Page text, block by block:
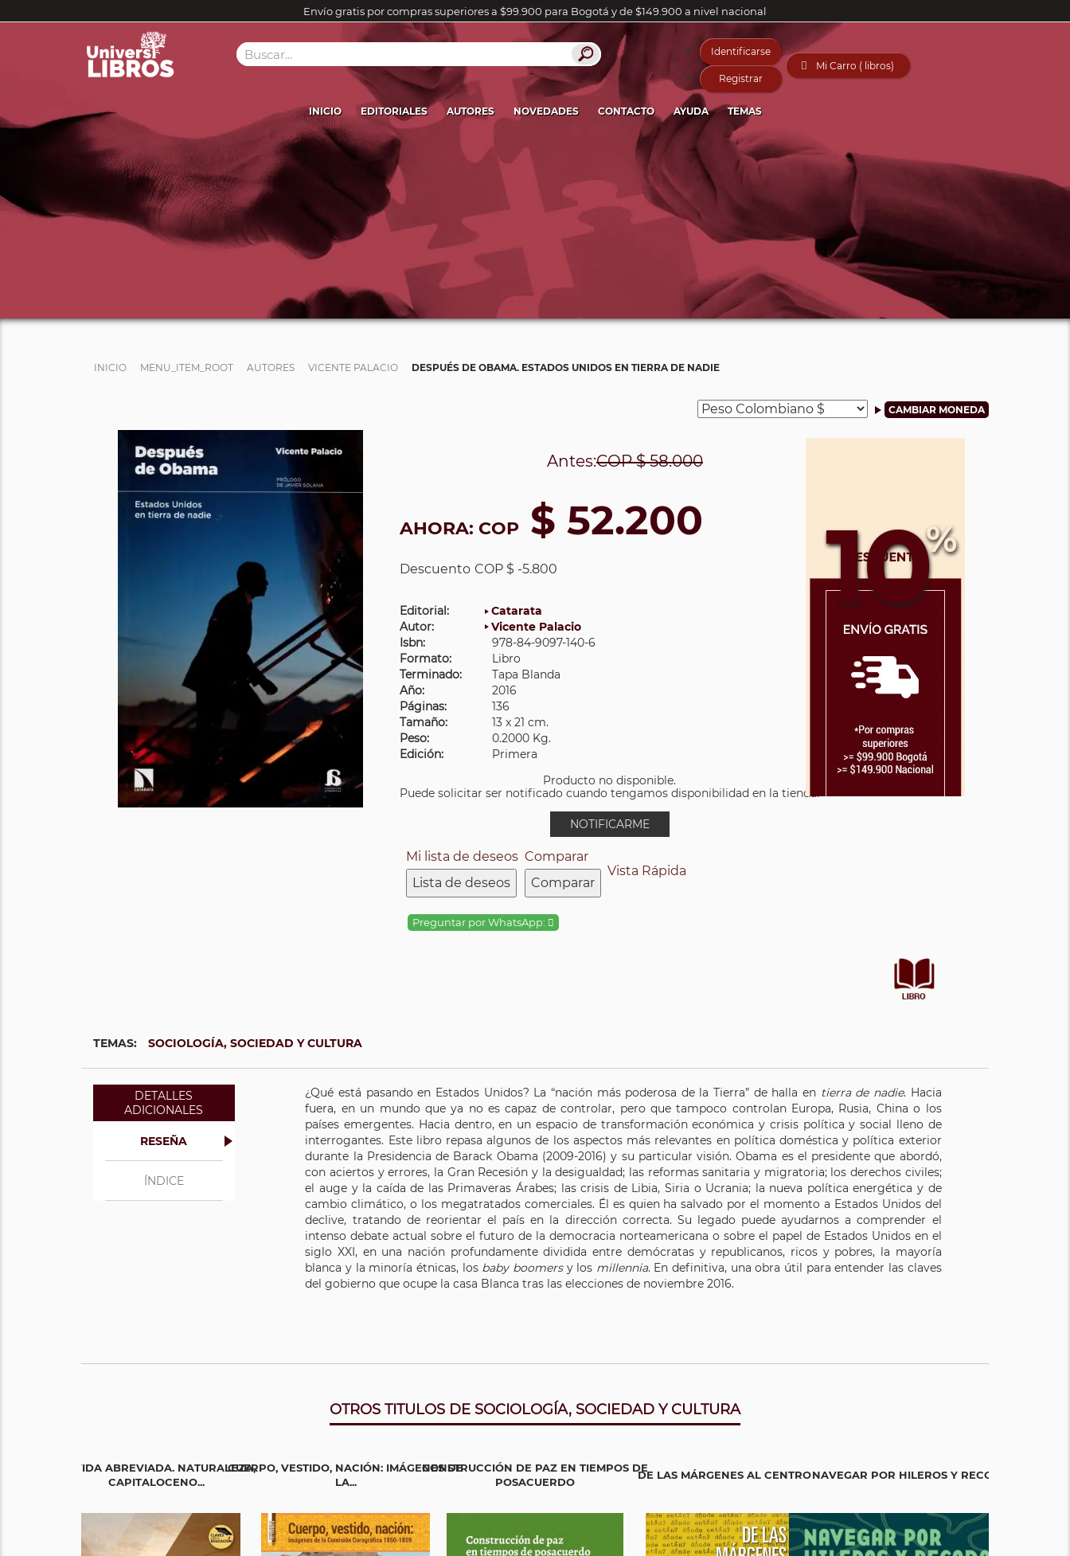
Envío gratis por compras superiores a $99.900 para Bogotá y de $149.900 a nivel nacional
Identificarse
Registrar
 Mi Carro ( libros)
INICIO EDITORIALES AUTORES NOVEDADES CONTACTO AYUDA TEMAS
INICIO MENU_ITEM_ROOT AUTORES VICENTE PALACIO DESPUÉS DE OBAMA. ESTADOS UNIDOS EN TIERRA DE NADIE
10%
Antes:COP$ 58.000
AHORA: COP $ 52.200
Descuento COP $ -5.800
Editorial:
Catarata
Autor:
Vicente Palacio
Isbn:
978-84-9097-140-6
Formato:
Libro
Terminado:
Tapa Blanda
Año:
2016
Páginas:
136
Tamaño:
13 x 21 cm.
Peso:
0.2000 Kg.
Edición:
Primera
Producto no disponible.
Puede solicitar ser notificado cuando tengamos disponibilidad en la tienda.
NOTIFICARME
Mi lista de deseos
Lista de deseos
Comparar
Comparar
Vista Rápida
Preguntar por WhatsApp:
TEMAS: SOCIOLOGÍA, SOCIEDAD Y CULTURA
DETALLES
ADICIONALES
RESEÑA
ÍNDICE
¿Qué está pasando en Estados Unidos? La “nación más poderosa de la Tierra” de halla en tierra de nadie. Hacia
fuera, en un mundo que ya no es capaz de controlar, pero que tampoco controlan Europa, Rusia, China o los
países emergentes. Hacia dentro, en un espacio de transformación económica y crisis política y social lleno de
interrogantes. Este libro repasa algunos de los aspectos más relevantes en política doméstica y política exterior
durante la Presidencia de Barack Obama (2009-2016) y su particular visión. Obama es el presidente que abordó,
con aciertos y errores, la Gran Recesión y la desigualdad; las reformas sanitaria y migratoria; los derechos civiles;
el auge y la caída de las Primaveras Árabes; las crisis de Libia, Siria o Ucrania; la nueva política energética y de
cambio climático, o los megatratados comerciales. Él es quien ha salvado por el momento a Estados Unidos del
declive, tratando de reorientar el país en la dirección correcta. Su legado puede ayudarnos a comprender el
intenso debate actual sobre el futuro de la democracia norteamericana o sobre el papel de Estados Unidos en el
siglo XXI, en una nación profundamente dividida entre demócratas y republicanos, ricos y pobres, la mayoría
blanca y la minoría étnicas, los baby boomers y los millennia. En definitiva, una obra útil para entender las claves
del gobierno que ocupe la casa Blanca tras las elecciones de noviembre 2016.
OTROS TITULOS DE SOCIOLOGÍA, SOCIEDAD Y CULTURA
LA VIDA ABREVIADA. NATURALEZA,
CAPITALOCENO...
CUERPO, VESTIDO, NACIÓN: IMÁGENES DE
LA...
CONSTRUCCIÓN DE PAZ EN TIEMPOS DE
POSACUERDO
DE LAS MÁRGENES AL CENTRONAVEGAR POR HILEROS Y RECODOS